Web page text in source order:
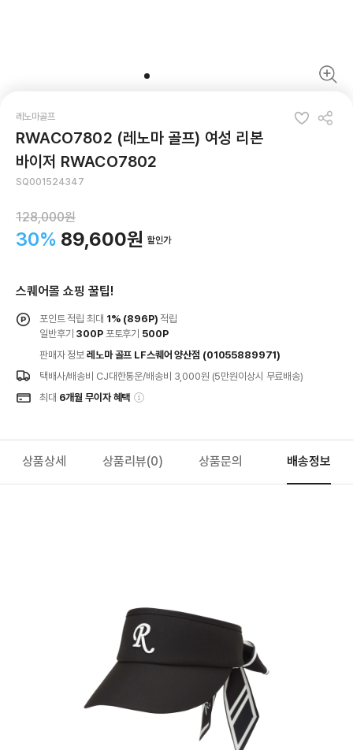
레노마골프
RWACO7802 (레노마 골프) 여성 리본
바이저 RWACO7802
SQ001524347
128,000원
30% 89,600원 할인가
스퀘어몰 쇼핑 꿀팁!
포인트 적립 최대 1% (896P) 적립
일반후기 300P포토후기 500P
판매자 정보 레노마 골프 LF스퀘어 양산점 (01055889971)
택배사/배송비 CJ대한통운/배송비 3,000원 (5만원이상시 무료배송)
최대 6개월 무이자 혜택
상품상세 상품리뷰(0) 상품문의 배송정보